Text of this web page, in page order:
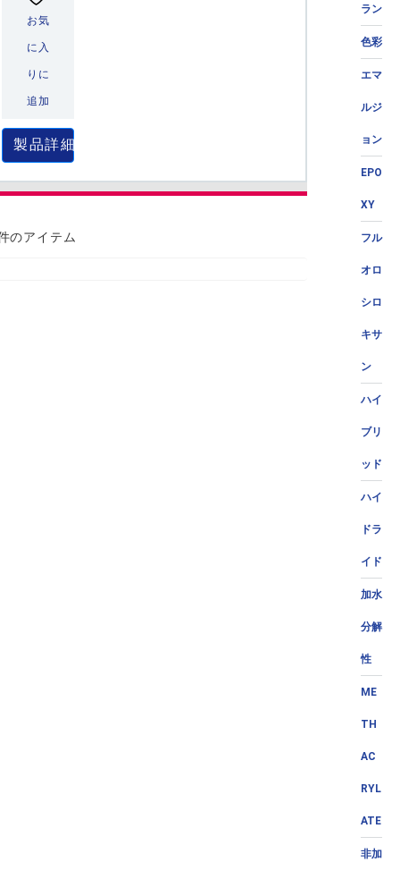
ラン
色彩
エマ
ルジ
ョン
EPO
XY
フル
オロ
シロ
キサ
ン
ハイ
ブリ
ッド
ハイ
ドラ
イド
加水
分解
性
ME
TH
AC
RYL
ATE
非加
お気
に入
りに
追加
製品詳細
のアイテム